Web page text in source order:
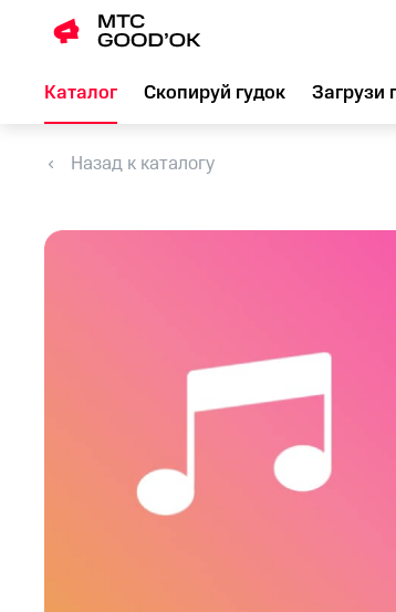
Каталог Скопируй гудок Загрузи
Назад к каталогу